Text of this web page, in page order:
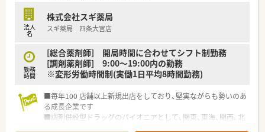
法人
名
株式会社スギ薬局
スギ薬局 四条大宮店
勤務
時間
[総合薬剤師] 開局時間に合わせてシフト制勤務
[調剤薬剤師] 9:00～19:00内の勤務
※変形労働時間制(実働1日平均8時間勤務)
■毎年100 店舗以上新規出店をしており、堅実ながらも勢いのあ
る成長企業です
■調剤併設型ドラッグのパイオニアとして、関東、東海、関西、北